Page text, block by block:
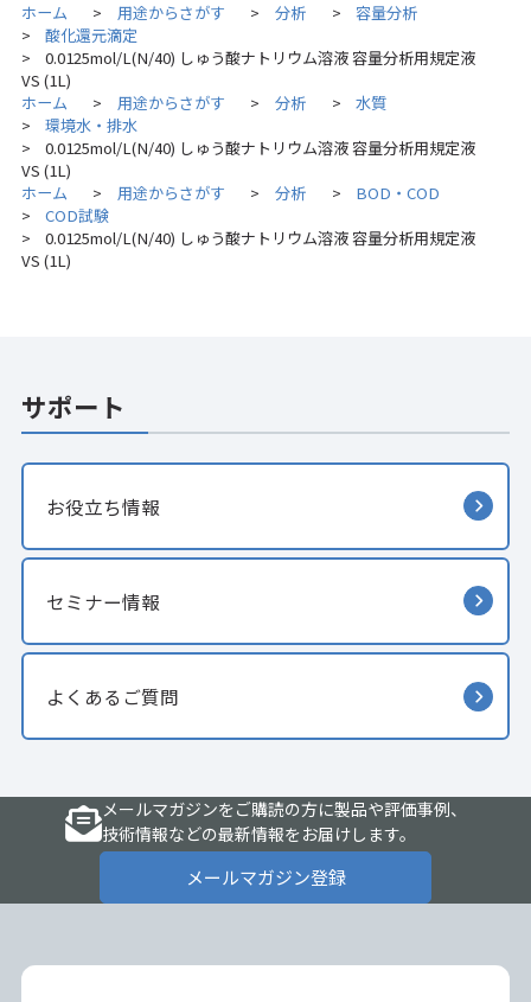
ホーム > 用途からさがす > 分析 > 容量分析
> 酸化還元滴定
>
0.0125mol/L(N/40) しゅう酸ナトリウム溶液 容量分析用規定液
VS (1L)
ホーム
> 用途からさがす > 分析 > 水質
> 環境水・排水
>
0.0125mol/L(N/40) しゅう酸ナトリウム溶液 容量分析用規定液
VS (1L)
ホーム
> 用途からさがす > 分析 > BOD・COD
> COD試験
>
0.0125mol/L(N/40) しゅう酸ナトリウム溶液 容量分析用規定液
VS (1L)
サポート
お役立ち情報
セミナー情報
よくあるご質問
メールマガジンをご購読の方に製品や評価事例、
技術情報などの最新情報をお届けします。
メールマガジン登録